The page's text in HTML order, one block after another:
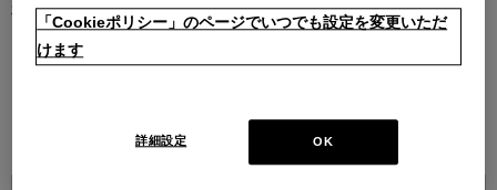
材のクオリティがなければ、決して実現しないラインナップです。
デザイナー紹介を見る
「Cookieポリシー」のページでいつでも設定を変更いただ
けます
OK
詳細設定